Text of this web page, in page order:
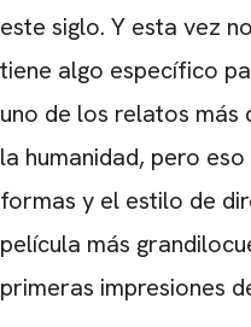
este siglo. Y esta vez
tiene algo específico
uno de los relatos más
la humanidad, pero
formas y el estilo de
película más
primeras impresiones